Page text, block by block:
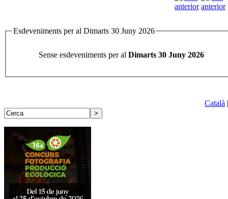
Esdeveniments per al Dimarts 30 Juny 2026
Sense esdeveniments per al Dimarts 30 Juny 2026
Català